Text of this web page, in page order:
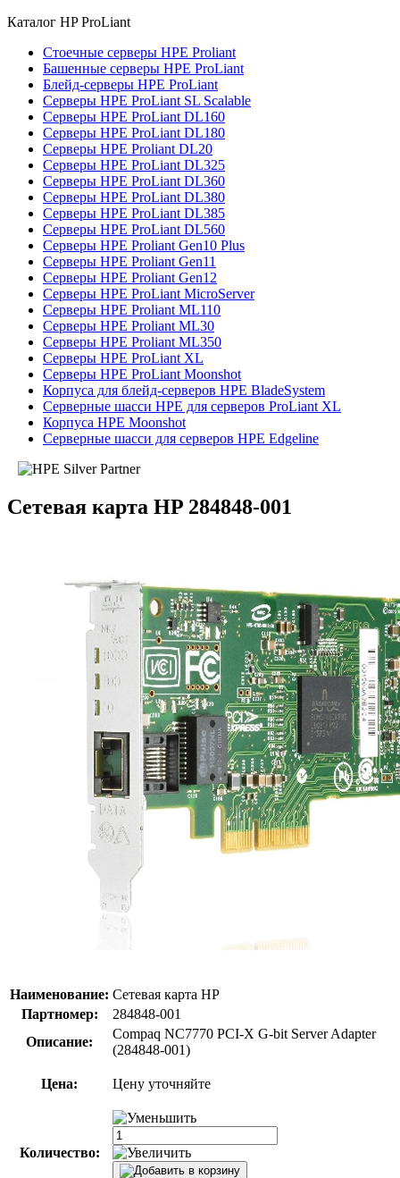
Каталог HP ProLiant
Стоечные серверы HPE Proliant
Башенные серверы HPE ProLiant
Блейд-серверы HPE ProLiant
Серверы HPE ProLiant SL Scalable
Серверы HPE ProLiant DL160
Серверы HPE ProLiant DL180
Серверы HPE Proliant DL20
Серверы HPE ProLiant DL325
Серверы HPE ProLiant DL360
Серверы HPE ProLiant DL380
Серверы HPE ProLiant DL385
Серверы HPE ProLiant DL560
Серверы HPE Proliant Gen10 Plus
Серверы HPE Proliant Gen11
Серверы HPE Proliant Gen12
Серверы HPE ProLiant MicroServer
Серверы HPE Proliant ML110
Серверы HPE Proliant ML30
Серверы HPE Proliant ML350
Серверы HPE ProLiant XL
Серверы HPE ProLiant Moonshot
Корпуса для блейд-серверов HPE BladeSystem
Серверные шасси HPE для серверов ProLiant XL
Корпуса HPE Moonshot
Серверные шасси для серверов HPE Edgeline
Сетевая карта HP 284848-001
Наименование: Сетевая карта HP
Партномер:
284848-001
Описание:
Compaq NC7770 PCI-X G-bit Server Adapter
(284848-001)
Цена: Цену уточняйте
Количество: